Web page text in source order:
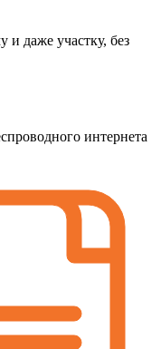
и даже участку, без
интернета